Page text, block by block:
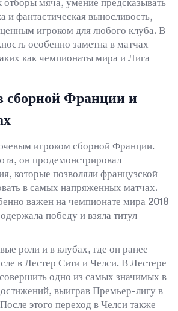
отборы мяча, умение предсказывать
и фантастическая выносливость,
ценным игроком для любого клуба. В
особенно заметна в матчах
как чемпионаты мира и Лига
сборной Франции и
игроком сборной Франции.
он продемонстрировал
которые позволяли французской
в самых напряженных матчах.
важен на чемпионате мира 2018
победу и взяла титул
роли и в клубах, где он ранее
в Лестер Сити и Челси. В Лестере
одно из самых значимых в
выиграв Премьер-лигу в
этого переход в Челси также